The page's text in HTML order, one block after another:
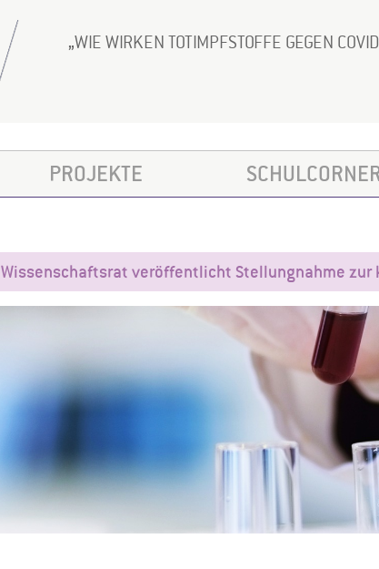
WIE WIRKEN TOTIMPFSTOFFE GEGEN
PROJEKTE
Wissenschaftsrat veröffentlicht Stellungnahme zur